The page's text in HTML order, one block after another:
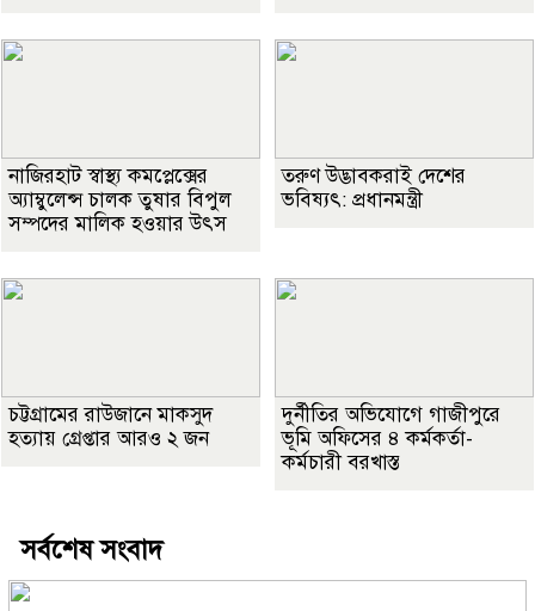
নাজিরহাট স্বাস্থ্য কমপ্লেক্সের
অ্যাম্বুলেন্স চালক তুষার বিপুল
সম্পদের মালিক হওয়ার উৎস
তরুণ উদ্ভাবকরাই দেশের
ভবিষ্যৎ: প্রধানমন্ত্রী
চট্টগ্রামের রাউজানে মাকসুদ
হত্যায় গ্রেপ্তার আরও ২ জন
দুর্নীতির অভিযোগে গাজীপুরে
ভূমি অফিসের ৪ কর্মকর্তা-
কর্মচারী বরখাস্ত
সর্বশেষ সংবাদ